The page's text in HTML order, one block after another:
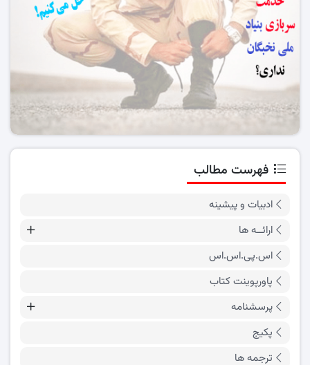
فهرست مطالب
ادبیات و پیشینه
ارائــه ها
اس.پی.اس.اس
پاورپوینت کتاب
پرسشنامه
پکیج
ترجمه ها